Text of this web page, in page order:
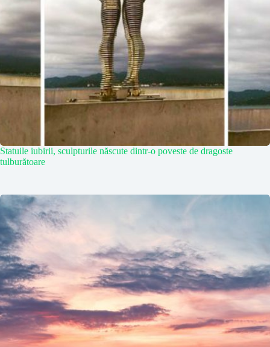
Statuile iubirii, sculpturile născute dintr-o poveste de dragoste
tulburătoare